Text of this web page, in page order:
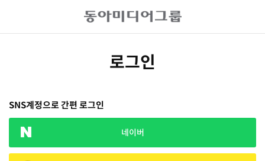
로그인
SNS계정으로 간편 로그인
네이버